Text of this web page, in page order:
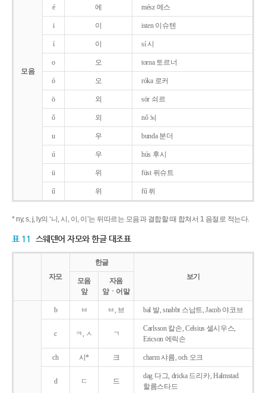
모음
é 에 mész 메스
i 이 isten 이슈텐
í 이 sí 시
o 오 torna 토르너
ó 오 róka 로커
ö 외 sör 쇠르
ő 외 nő 뇌
u 우 bunda 분더
ú 우 hús 후시
ü 위 füst 퓌슈트
ű 위 fű 퓌
* ny, s, j, ly의 ‘니, 시, 이, 이’는 뒤따르는 모음과 결합할 때 합쳐서 1 음절로 적는다.
표 11 스웨덴어 자모와 한글 대조표
자모
한글
보기
모음
앞
자음
앞ㆍ어말
b ㅂ ㅂ, 브 bal 발, snabbt 스납트, Jacob 야코브
c ㅋ, ㅅ ㄱ
Carlsson 칼손, Celsius 셀시우스,
Ericson 에릭손
ch 시* 크 charm 샤름, och 오크
d ㄷ 드
dag 다그, dricka 드리카, Halmstad
할름스타드